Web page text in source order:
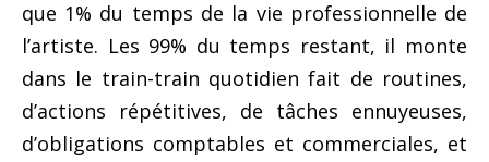
que 1% du temps de la vie professionnelle de
l’artiste. Les 99% du temps restant, il monte
dans le train-train quotidien fait de routines,
d’actions répétitives, de tâches ennuyeuses,
d’obligations comptables et commerciales, et